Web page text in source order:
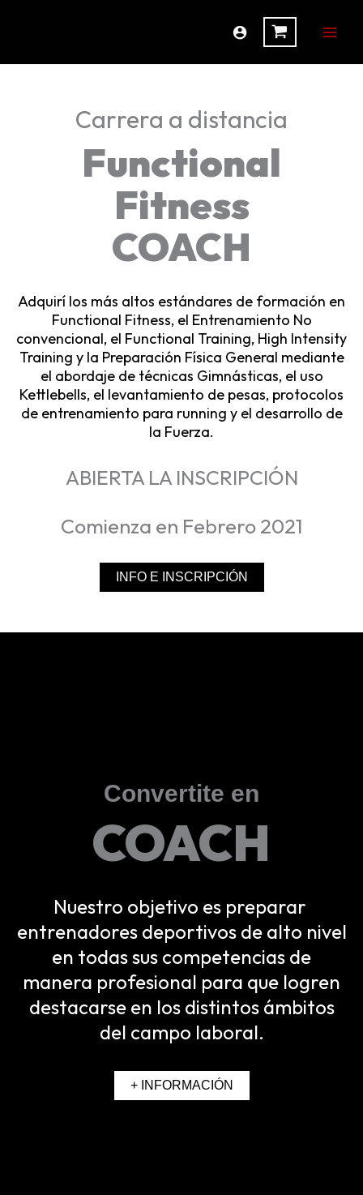
Carrera a distancia
Functional
Fitness
COACH
Adquirí los más altos estándares de formación en
Functional Fitness, el Entrenamiento No
convencional, el Functional Training, High Intensity
Training y la Preparación Física General mediante
el abordaje de técnicas Gimnásticas, el uso
Kettlebells, el levantamiento de pesas, protocolos
de entrenamiento para running y el desarrollo de
la Fuerza.
ABIERTA LA INSCRIPCIÓN
Comienza en Febrero 2021
INFO E INSCRIPCIÓN
Convertite en
COACH
Nuestro objetivo es preparar
entrenadores deportivos de alto nivel
en todas sus competencias de
manera profesional para que logren
destacarse en los distintos ámbitos
del campo laboral.
+ INFORMACIÓN